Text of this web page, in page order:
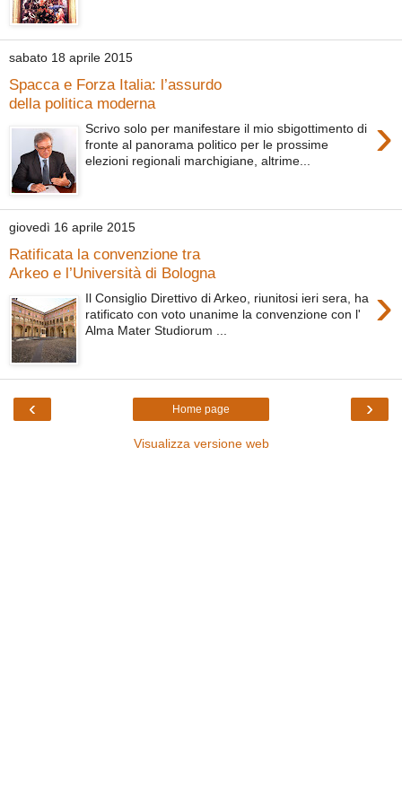
sabato 18 aprile 2015
Spacca e Forza Italia: l’assurdo
della politica moderna
›
Scrivo solo per manifestare il mio sbigottimento di
fronte al panorama politico per le prossime
elezioni regionali marchigiane, altrime...
giovedì 16 aprile 2015
Ratificata la convenzione tra
Arkeo e l’Università di Bologna
›
Il Consiglio Direttivo di Arkeo, riunitosi ieri sera, ha
ratificato con voto unanime la convenzione con l'
Alma Mater Studiorum ...
‹ ›
Home page
Visualizza versione web